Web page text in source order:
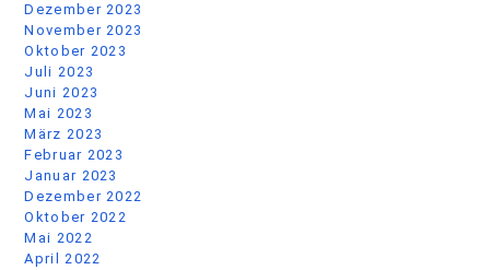
Dezember 2023
November 2023
Oktober 2023
Juli 2023
Juni 2023
Mai 2023
März 2023
Februar 2023
Januar 2023
Dezember 2022
Oktober 2022
Mai 2022
April 2022